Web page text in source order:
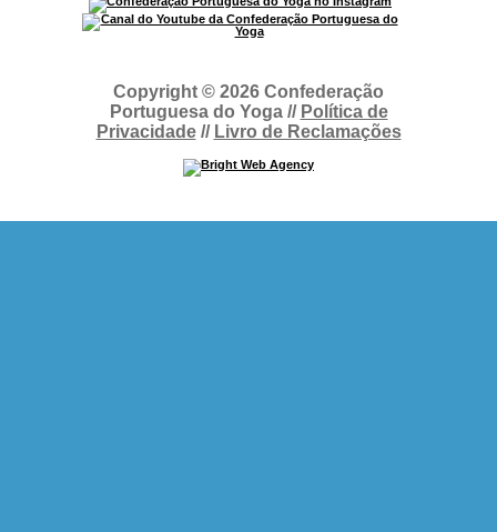
Copyright © 2026 Confederação
Portuguesa do Yoga // Política de
Privacidade// Livro de Reclamações